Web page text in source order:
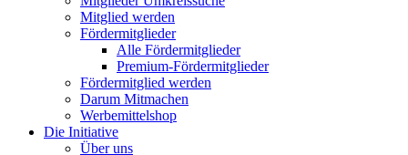
Mitglied werden
Fördermitglieder
Alle Fördermitglieder
Premium-Fördermitglieder
Fördermitglied werden
Darum Mitmachen
Werbemittelshop
Die Initiative
Über uns